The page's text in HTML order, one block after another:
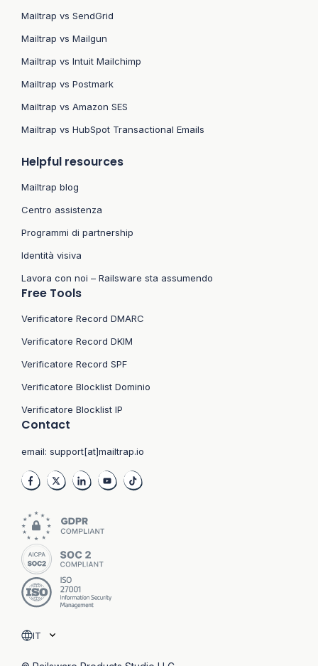
Mailtrap vs SendGrid
Mailtrap vs Mailgun
Mailtrap vs Intuit Mailchimp
Mailtrap vs Postmark
Mailtrap vs Amazon SES
Mailtrap vs HubSpot Transactional Emails
Helpful resources
Mailtrap blog
Centro assistenza
Programmi di partnership
Identità visiva
Lavora con noi – Railsware sta assumendo
Free Tools
Verificatore Record DMARC
Verificatore Record DKIM
Verificatore Record SPF
Verificatore Blocklist Dominio
Verificatore Blocklist IP
Contact
email: support[at]mailtrap.io
IT